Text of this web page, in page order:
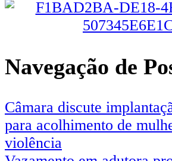
Navegação de
Câmara discute
para acolhimento de
violência